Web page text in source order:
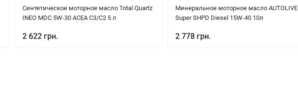
Синтетическое моторное масло Total Quartz
INEO MDC 5W-30 ACEA C3/C2 5 л
2 622 грн.
Минеральное моторное масло AUTOLIVE
Super SHPD Diesel 15W-40 10л
2 778 грн.